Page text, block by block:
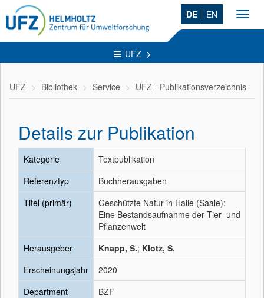
DE EN
UFZ
UFZ Bibliothek Service UFZ - Publikationsverzeichnis
Details zur Publikation
Kategorie
Textpublikation
Referenztyp
Buchherausgaben
Titel (primär)
Geschützte Natur in Halle (Saale):
Eine Bestandsaufnahme der Tier- und
Pflanzenwelt
Herausgeber
Knapp, S.; Klotz, S.
Erscheinungsjahr
2020
Department
BZF